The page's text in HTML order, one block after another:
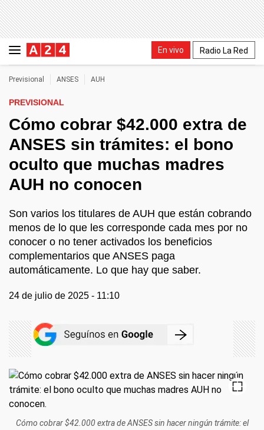
En vivo Radio La Red
Previsional ANSES AUH
PREVISIONAL
Cómo cobrar $42.000 extra de
ANSES sin trámites: el bono
oculto que muchas madres
AUH no conocen
Son varios los titulares de AUH que están cobrando
menos de lo que les corresponde cada mes por no
conocer o no tener activados los beneficios
complementarios que ANSES paga
automáticamente. Lo que hay que saber.
24 de julio de 2025 - 11:10
Cómo cobrar $42.000 extra de ANSES sin hacer ningún trámite: el